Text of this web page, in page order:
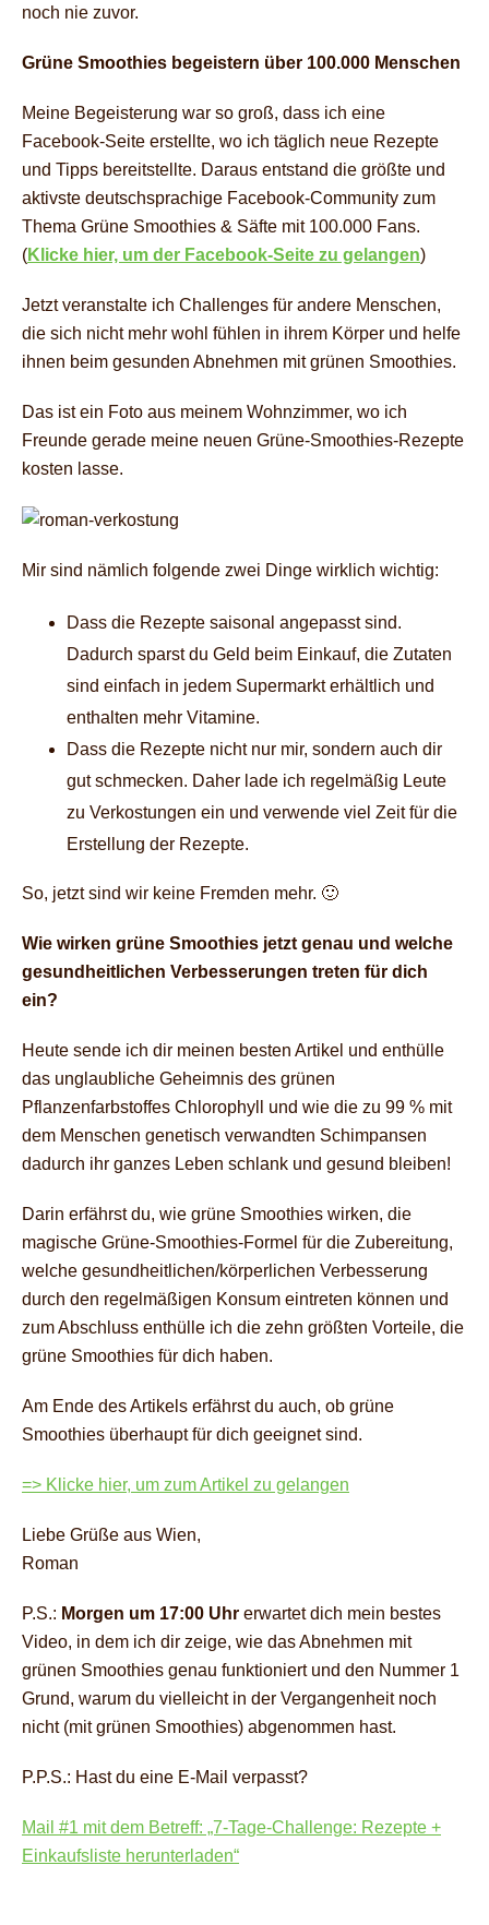
noch nie zuvor.
Grüne Smoothies begeistern über 100.000 Menschen
Meine Begeisterung war so groß, dass ich eine
Facebook-Seite erstellte, wo ich täglich neue Rezepte
und Tipps bereitstellte. Daraus entstand die größte und
aktivste deutschsprachige Facebook-Community zum
Thema Grüne Smoothies & Säfte mit 100.000 Fans.
(Klicke hier, um der Facebook-Seite zu gelangen)
Jetzt veranstalte ich Challenges für andere Menschen,
die sich nicht mehr wohl fühlen in ihrem Körper und helfe
ihnen beim gesunden Abnehmen mit grünen Smoothies.
Das ist ein Foto aus meinem Wohnzimmer, wo ich
Freunde gerade meine neuen Grüne-Smoothies-Rezepte
kosten lasse.
Mir sind nämlich folgende zwei Dinge wirklich wichtig:
Dass die Rezepte saisonal angepasst sind.
Dadurch sparst du Geld beim Einkauf, die Zutaten
sind einfach in jedem Supermarkt erhältlich und
enthalten mehr Vitamine.
Dass die Rezepte nicht nur mir, sondern auch dir
gut schmecken. Daher lade ich regelmäßig Leute
zu Verkostungen ein und verwende viel Zeit für die
Erstellung der Rezepte.
So, jetzt sind wir keine Fremden mehr. 🙂
Wie wirken grüne Smoothies jetzt genau und welche
gesundheitlichen Verbesserungen treten für dich
ein?
Heute sende ich dir meinen besten Artikel und enthülle
das unglaubliche Geheimnis des grünen
Pflanzenfarbstoffes Chlorophyll und wie die zu 99 % mit
dem Menschen genetisch verwandten Schimpansen
dadurch ihr ganzes Leben schlank und gesund bleiben!
Darin erfährst du, wie grüne Smoothies wirken, die
magische Grüne-Smoothies-Formel für die Zubereitung,
welche gesundheitlichen/körperlichen Verbesserung
durch den regelmäßigen Konsum eintreten können und
zum Abschluss enthülle ich die zehn größten Vorteile, die
grüne Smoothies für dich haben.
Am Ende des Artikels erfährst du auch, ob grüne
Smoothies überhaupt für dich geeignet sind.
=> Klicke hier, um zum Artikel zu gelangen
Liebe Grüße aus Wien,
Roman
P.S.: Morgen um 17:00 Uhr erwartet dich mein bestes
Video, in dem ich dir zeige, wie das Abnehmen mit
grünen Smoothies genau funktioniert und den Nummer 1
Grund, warum du vielleicht in der Vergangenheit noch
nicht (mit grünen Smoothies) abgenommen hast.
P.P.S.: Hast du eine E-Mail verpasst?
Mail #1 mit dem Betreff: „7-Tage-Challenge: Rezepte +
Einkaufsliste herunterladen“